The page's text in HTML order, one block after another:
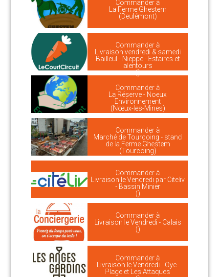
Commander à
La Ferme Ghestem
(Deulémont)
Commander à
Livraison vendredi & samedi
Bailleul - Nieppe - Estaires et
alentours
()
Commander à
La Réserve - Noeux
Environnement
(Nœux-les-Mines)
Commander à
Marché de Tourcoing - stand
de la Ferme Ghestem
(Tourcoing)
Commander à
Livraison le Vendredi par Citeliv
- Bassin Minier
()
Commander à
Livraison le Vendredi - Calais
()
Commander à
Livraison le Vendredi - Oye-
Plage et Les Attaques